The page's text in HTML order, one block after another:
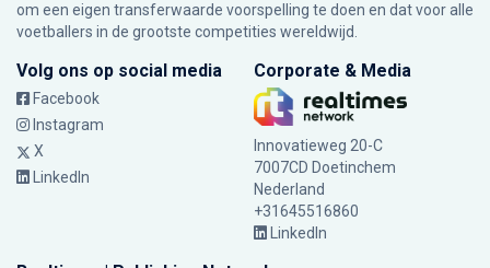
om een eigen transferwaarde voorspelling te doen en dat voor alle
voetballers in de grootste competities wereldwijd.
Volg ons op social media
Facebook
Instagram
X
LinkedIn
Corporate & Media
Innovatieweg 20-C
7007CD Doetinchem
Nederland
+31645516860
LinkedIn